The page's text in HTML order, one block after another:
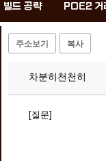
빌드 공략 POE2 거
주소보기 복사
차분히천천히
[질문]